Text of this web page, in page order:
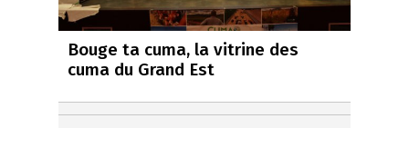
Bouge ta cuma, la vitrine des
cuma du Grand Est